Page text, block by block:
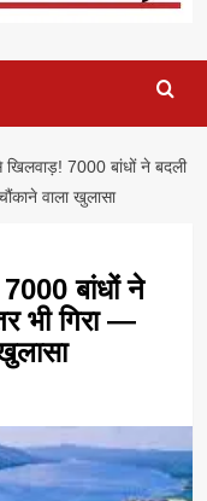
7000 बांधों ने बदली
वाला खुलासा
बांधों ने
भी गिरा —